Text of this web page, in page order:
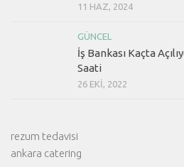
11 HAZ, 2024
GÜNCEL
İş Bankası Kaçta
Saati
26 EKI, 2022
rezum tedavisi
ankara catering